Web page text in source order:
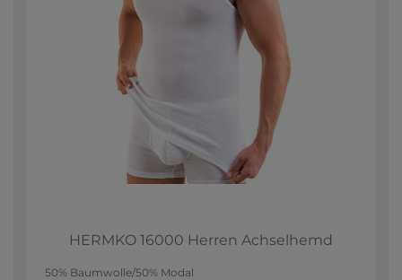
HERMKO 16000 Herren Achselhemd
50% Baumwolle/50% Modal